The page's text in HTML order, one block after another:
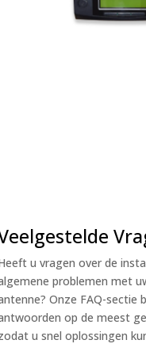
u vragen over de
problemen met
Onze FAQ-sectie
op de meest
u snel oplossingen